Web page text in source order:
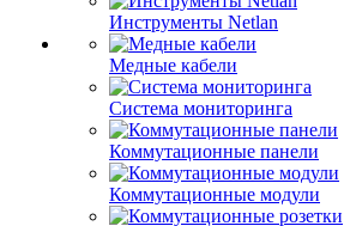
Инструменты Netlan
Медные кабели
Система мониторинга
Коммутационные панели
Коммутационные модули